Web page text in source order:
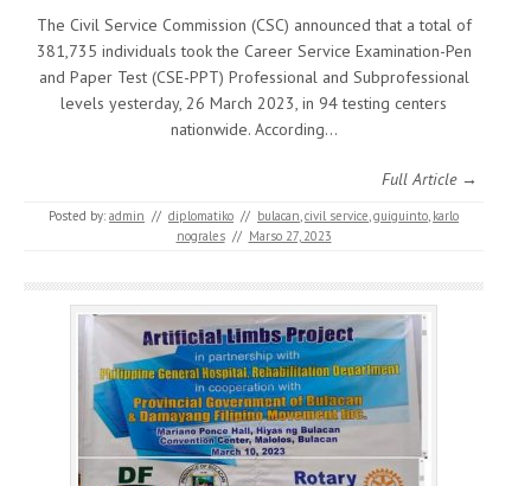
The Civil Service Commission (CSC) announced that a total of
381,735 individuals took the Career Service Examination-Pen
and Paper Test (CSE-PPT) Professional and Subprofessional
levels yesterday, 26 March 2023, in 94 testing centers
nationwide. According…
Full Article →
Posted by: admin // diplomatiko // bulacan civil service guiguinto karlo
nograles // Marso 27, 2023